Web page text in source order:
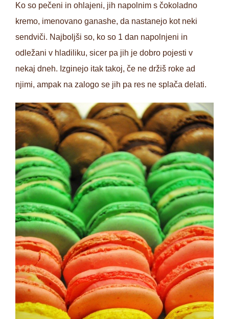
Ko so pečeni in ohlajeni, jih napolnim s čokoladno
kremo, imenovano ganashe, da nastanejo kot neki
sendviči. Najboljši so, ko so 1 dan napolnjeni in
odležani v hladiliku, sicer pa jih je dobro pojesti v
nekaj dneh. Izginejo itak takoj, če ne držiš roke ad
njimi, ampak na zalogo se jih pa res ne splača delati.